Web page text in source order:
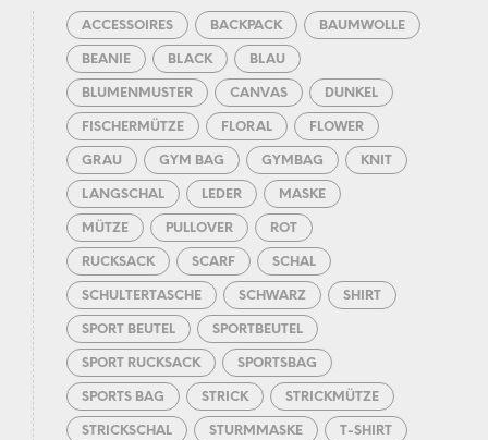
ACCESSOIRES BACKPACK BAUMWOLLE
BEANIE BLACK BLAU
BLUMENMUSTER CANVAS DUNKEL
FISCHERMÜTZE FLORAL FLOWER
GRAU GYM BAG GYMBAG KNIT
LANGSCHAL LEDER MASKE
MÜTZE PULLOVER ROT
RUCKSACK SCARF SCHAL
SCHULTERTASCHE SCHWARZ SHIRT
SPORT BEUTEL SPORTBEUTEL
SPORT RUCKSACK SPORTSBAG
SPORTS BAG STRICK STRICKMÜTZE
STRICKSCHAL STURMMASKE T-SHIRT